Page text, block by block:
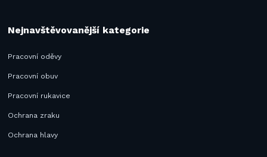
Nejnavštěvovanější kategorie
Pracovní oděvy
Pracovní obuv
Pracovní rukavice
Ochrana zraku
Ochrana hlavy